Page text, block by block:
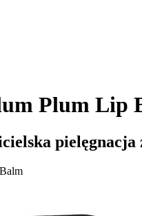
Plum Lip
pielęgnacja